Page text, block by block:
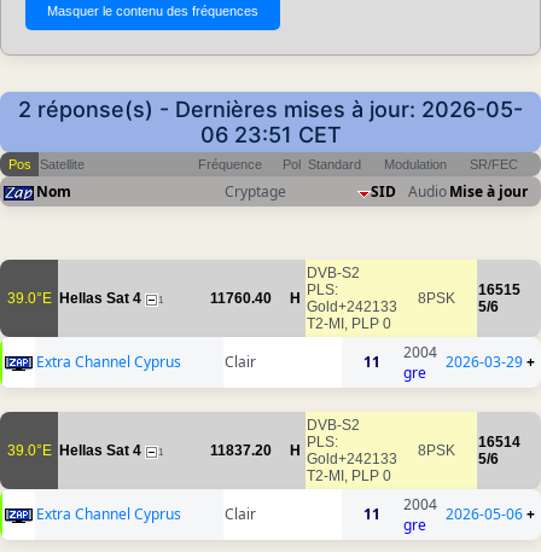
2 réponse(s) - Dernières mises à jour: 2026-05-
06 23:51 CET
Pos Satellite Fréquence Pol Standard Modulation SR/FEC
Nom Cryptage SID AudioMise à jour
39.0°E Hellas Sat 4 1 11760.40 H
DVB-S2
PLS:
Gold+242133
T2-MI, PLP 0
8PSK
16515
5/6
Extra Channel Cyprus Clair 11
2004
gre
2026-03-29+
39.0°E Hellas Sat 4 1 11837.20 H
DVB-S2
PLS:
Gold+242133
T2-MI, PLP 0
8PSK
16514
5/6
Extra Channel Cyprus Clair 11
2004
gre
2026-05-06+